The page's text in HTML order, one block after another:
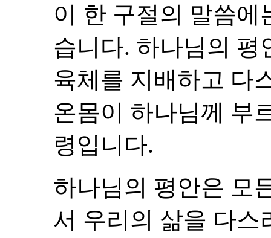
이 한 구절의 말씀에
습니다. 하나님의 평
육체를 지배하고 다
온몸이 하나님께 부
령입니다.
하나님의 평안은 모
서 우리의 삶을 다스